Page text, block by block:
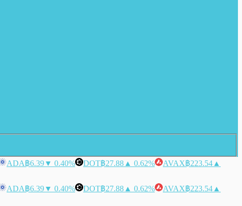
ADA฿6.39▼ 0.40% DOT฿27.88 ▲ 0.62% AVAX฿223.54 ▲
ADA฿6.39▼ 0.40% DOT฿27.88 ▲ 0.62% AVAX฿223.54 ▲